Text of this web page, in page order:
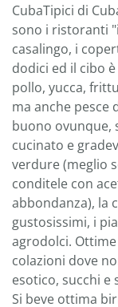
CubaTipici di
sono i ristoranti
casalingo, i
dodici ed il cibo
pollo, yucca,
ma anche pesce
buono ovunque,
cucinato e
verdure (meglio
conditele con
abbondanza), la
gustosissimi, i
agrodolci.
colazioni dove
esotico, succhi e
Si beve ottima